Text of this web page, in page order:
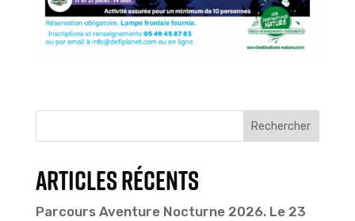
Rechercher
Articles récents
Parcours Aventure Nocturne 2026. Le 23